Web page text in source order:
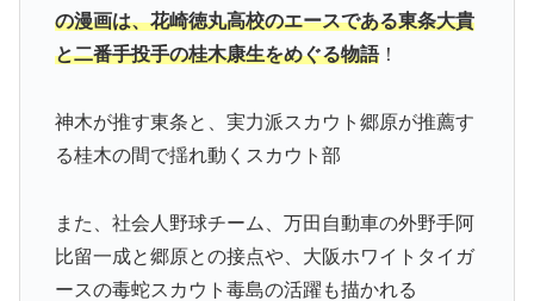
の漫画は、花崎徳丸高校のエースである東条大貴
と二番手投手の桂木康生をめぐる物語！
神木が推す東条と、実力派スカウト郷原が推薦す
る桂木の間で揺れ動くスカウト部
また、社会人野球チーム、万田自動車の外野手阿
比留一成と郷原との接点や、大阪ホワイトタイガ
ースの毒蛇スカウト毒島の活躍も描かれる